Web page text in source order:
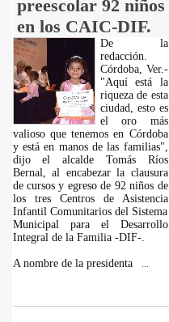
preescolar 92 niños
en los CAIC-DIF.
De la
redacción.
Córdoba, Ver.-
"Aquí está la
riqueza de esta
ciudad, esto es
el oro más
valioso que tenemos en Córdoba
y está en manos de las familias",
dijo el alcalde Tomás Ríos
Bernal, al encabezar la clausura
de cursos y egreso de 92 niños de
los tres Centros de Asistencia
Infantil Comunitarios del Sistema
Municipal para el Desarrollo
Integral de la Familia -DIF-.
A nombre de la presidenta